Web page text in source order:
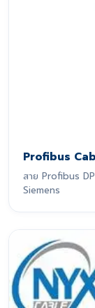
Profibus
สาย Profibus
Siemens